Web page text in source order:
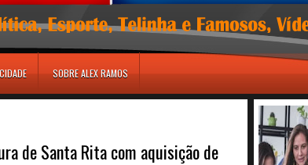
SOBRE ALEX RAMOS
de Santa Rita com aquisição de